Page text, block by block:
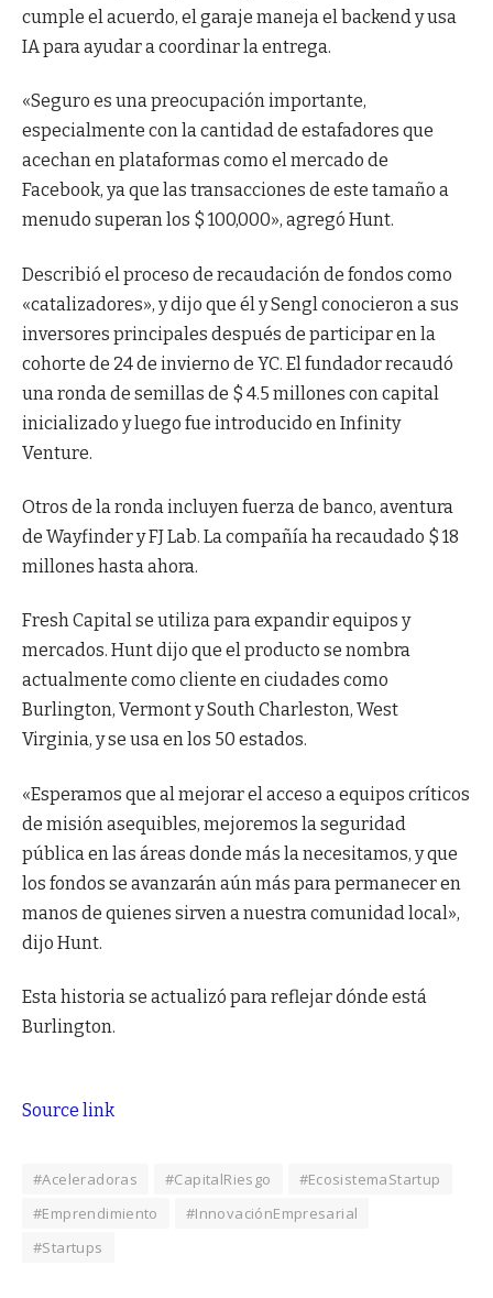
cumple el acuerdo, el garaje maneja el backend y usa
IA para ayudar a coordinar la entrega.
«Seguro es una preocupación importante,
especialmente con la cantidad de estafadores que
acechan en plataformas como el mercado de
Facebook, ya que las transacciones de este tamaño a
menudo superan los $ 100,000», agregó Hunt.
Describió el proceso de recaudación de fondos como
«catalizadores», y dijo que él y Sengl conocieron a sus
inversores principales después de participar en la
cohorte de 24 de invierno de YC. El fundador recaudó
una ronda de semillas de $ 4.5 millones con capital
inicializado y luego fue introducido en Infinity
Venture.
Otros de la ronda incluyen fuerza de banco, aventura
de Wayfinder y FJ Lab. La compañía ha recaudado $ 18
millones hasta ahora.
Fresh Capital se utiliza para expandir equipos y
mercados. Hunt dijo que el producto se nombra
actualmente como cliente en ciudades como
Burlington, Vermont y South Charleston, West
Virginia, y se usa en los 50 estados.
«Esperamos que al mejorar el acceso a equipos críticos
de misión asequibles, mejoremos la seguridad
pública en las áreas donde más la necesitamos, y que
los fondos se avanzarán aún más para permanecer en
manos de quienes sirven a nuestra comunidad local»,
dijo Hunt.
Esta historia se actualizó para reflejar dónde está
Burlington.
Source link
#Aceleradoras #CapitalRiesgo
#EcosistemaStartup
#Emprendimiento
#InnovaciónEmpresarial
#Startups